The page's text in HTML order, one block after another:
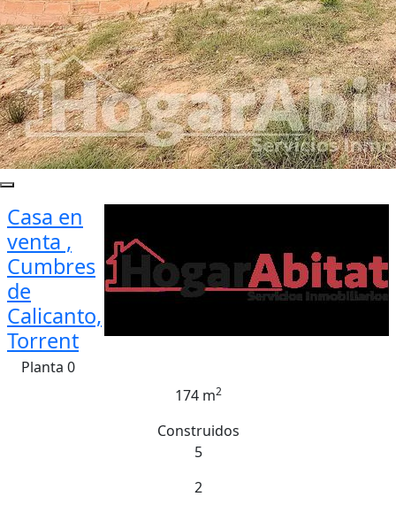
Casa en
venta ,
Cumbres
de
Calicanto,
Torrent
Planta 0
174 m2
Construidos
5
2